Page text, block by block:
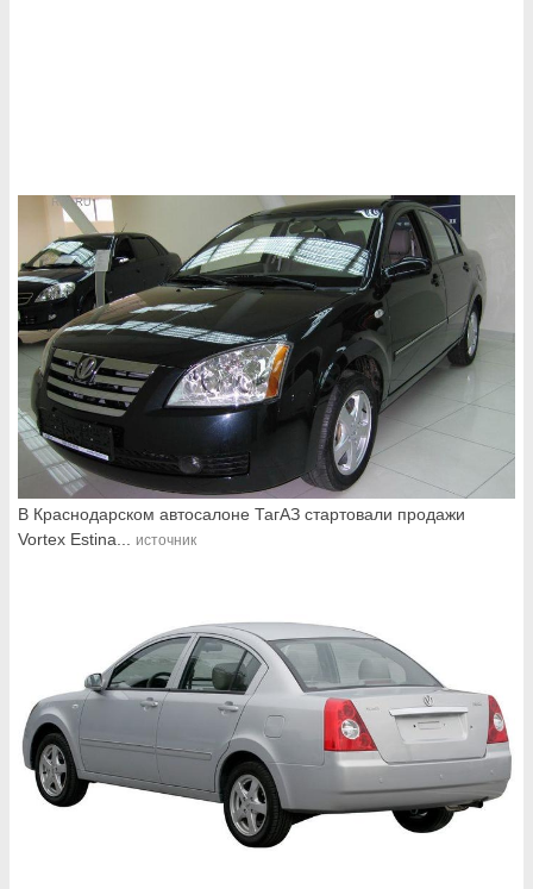
В Краснодарском автосалоне ТагАЗ стартовали продажи
Vortex Estina...
источник